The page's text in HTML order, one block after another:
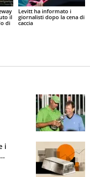
il
di
Levitt ha informato i
giornalisti dopo la cena di
caccia
i